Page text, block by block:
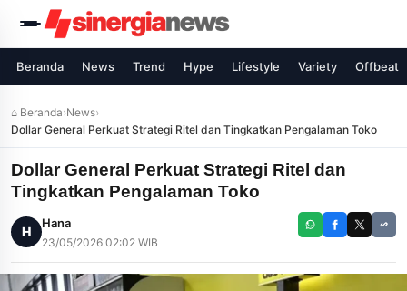
Beranda News Trend Hype Lifestyle Variety Offbeat
⌂ Beranda›News›
Dollar General Perkuat Strategi Ritel dan Tingkatkan Pengalaman Toko
Dollar General Perkuat Strategi Ritel dan
Tingkatkan Pengalaman Toko
H
Hana
23/05/2026 02:02 WIB